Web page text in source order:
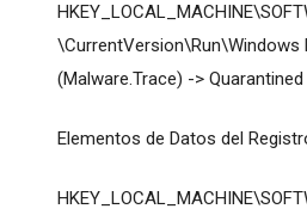
\CurrentVersion\Run\Windows
(Malware.Trace) ->
Elementos de Datos del